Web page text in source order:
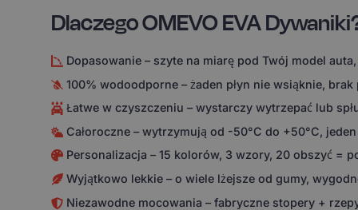
Dlaczego OMEVO EVA
Dopasowanie – szyte na miarę pod Twój model
100% wodoodporne – żaden płyn nie wsiąknie,
Łatwe w czyszczeniu – wystarczy wytrzepać lub
Całoroczne – wytrzymują od -50°C do +50°C,
Personalizacja – 15 kolorów, 3 wzory, 20 obszyć =
Wyjątkowo lekkie – o wiele lżejsze od gumy,
Niezawodne mocowania – fabryczne stopery +